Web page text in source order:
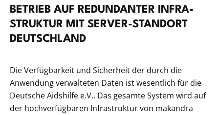
BETRIEB AUF RED­UN­DAN­TER INFRA­
STRUK­TUR MIT SER­VER-STAND­ORT
DEUTSCHLAND
Die Verfügbarkeit und Sicherheit der durch die
Anwendung verwalteten Daten ist wesentlich für die
Deutsche Aidshilfe e.V.. Das gesamte System wird auf
der hochverfügbaren Infrastruktur von makandra